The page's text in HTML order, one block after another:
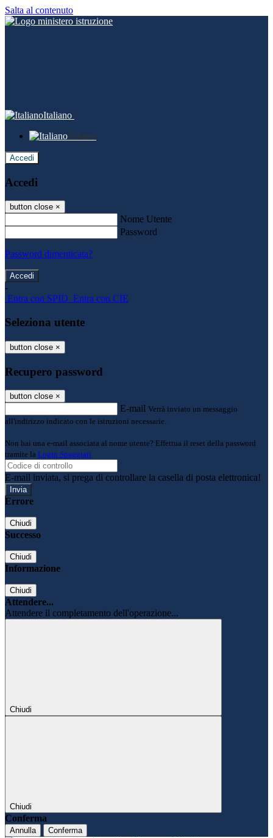
Salta al contenuto
Italiano
Italiano
Accedi
Accedi
button close ×
Nome Utente
Password
Password dimenticata?
-
Entra con SPID Entra con CIE
Seleziona utente
button close ×
Recupero password
button close ×
E-mail Verrà inviato un messaggio
all'indirizzo indicato con le istruzioni necessarie.
Non hai una e-mail associata al nome utente? Effettua il reset della password
tramite la Login Spaggiari
E-mail inviata, si prega di controllare la casella di posta elettronica!
Errore
Chiudi
Successo
Chiudi
Informazione
Chiudi
Attendere...
Attendere il completamento dell'operazione...
Chiudi
Chiudi
Conferma
Annulla Conferma